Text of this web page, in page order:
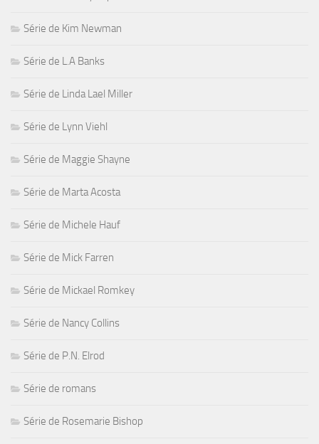
Série de Kim Newman
Série de L.A Banks
Série de Linda Lael Miller
Série de Lynn Viehl
Série de Maggie Shayne
Série de Marta Acosta
Série de Michele Hauf
Série de Mick Farren
Série de Mickael Romkey
Série de Nancy Collins
Série de P.N. Elrod
Série de romans
Série de Rosemarie Bishop